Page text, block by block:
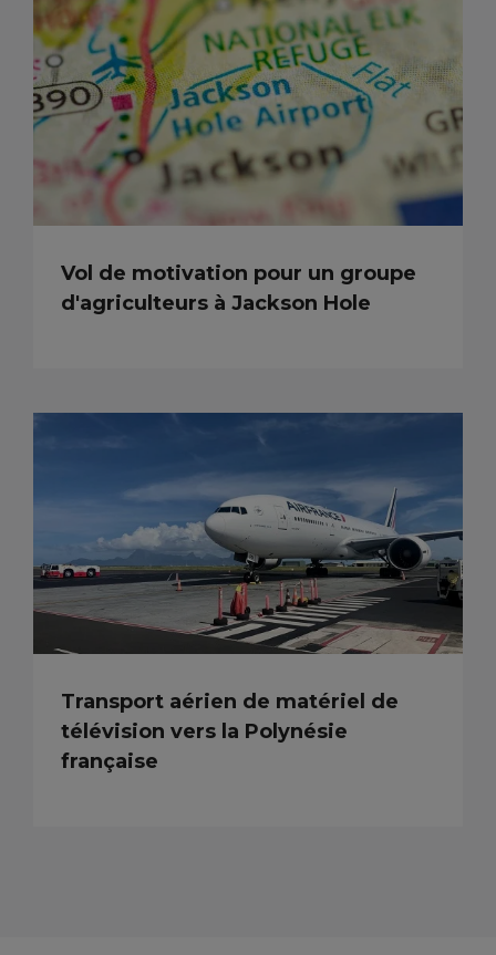
Vol de motivation pour un groupe
d'agriculteurs à Jackson Hole
Transport aérien de matériel de
télévision vers la Polynésie
française